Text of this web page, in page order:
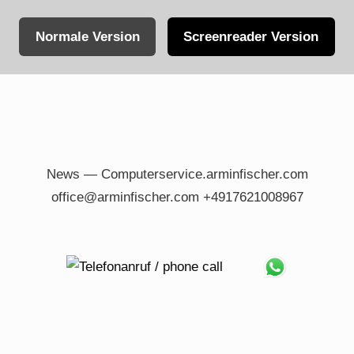
Normale Version Screenreader Version
News — Computerservice.arminfischer.com
office@arminfischer.com +4917621008967